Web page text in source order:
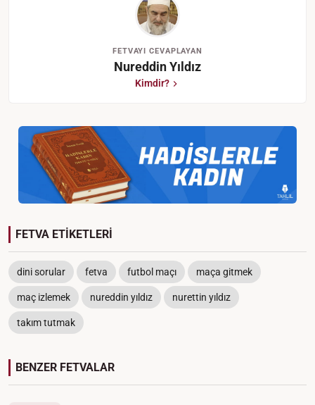
FETVAYI CEVAPLAYAN
Nureddin Yıldız
Kimdir?
FETVA ETİKETLERİ
dini sorular fetva futbol maçı maça gitmek
maç izlemek nureddin yıldız nurettin yıldız
takım tutmak
BENZER FETVALAR